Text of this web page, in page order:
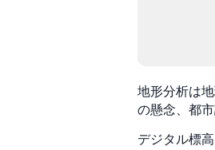
地形分析は
の懸念、都
デジタル標